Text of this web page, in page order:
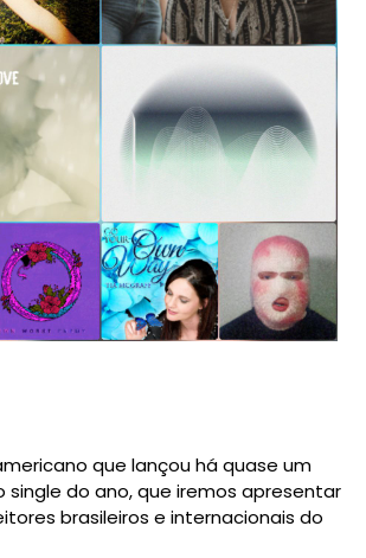
que lançou há quase um
single do ano, que iremos apresentar
brasileiros e internacionais do